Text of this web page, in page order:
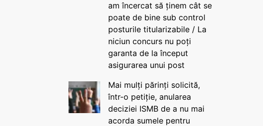
am încercat să ținem cât se
poate de bine sub control
posturile titularizabile / La
niciun concurs nu poți
garanta de la început
asigurarea unui post
Mai mulți părinți solicită,
într-o petiție, anularea
deciziei ISMB de a nu mai
acorda sumele pentru